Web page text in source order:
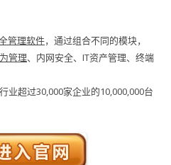
管理软件，通过组合不同的模块，
管理、内网安全、IT资产管理、终端
业超过30,000家企业的10,000,000台